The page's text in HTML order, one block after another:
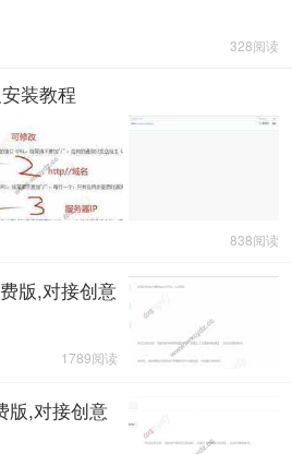
328阅读
装教程
838阅读
版,对接创意
1789阅读
版,对接创意